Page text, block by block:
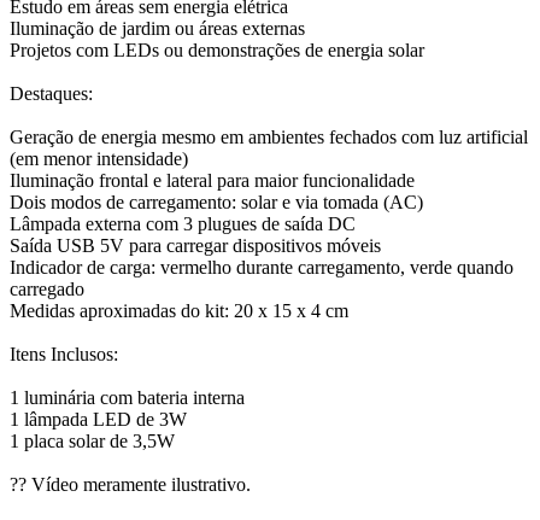
Estudo em áreas sem energia elétrica
Iluminação de jardim ou áreas externas
Projetos com LEDs ou demonstrações de energia solar
Destaques:
Geração de energia mesmo em ambientes fechados com luz artificial
(em menor intensidade)
Iluminação frontal e lateral para maior funcionalidade
Dois modos de carregamento: solar e via tomada (AC)
Lâmpada externa com 3 plugues de saída DC
Saída USB 5V para carregar dispositivos móveis
Indicador de carga: vermelho durante carregamento, verde quando
carregado
Medidas aproximadas do kit: 20 x 15 x 4 cm
Itens Inclusos:
1 luminária com bateria interna
1 lâmpada LED de 3W
1 placa solar de 3,5W
?? Vídeo meramente ilustrativo.